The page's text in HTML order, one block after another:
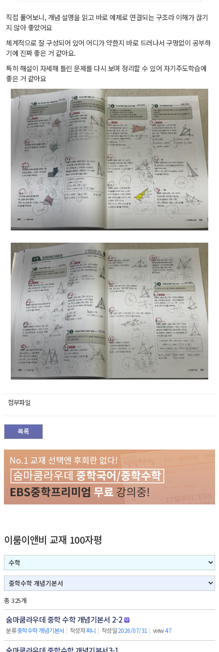
직접 풀어보니, 개념 설명을 읽고 바로 예제로 연결되는 구조라 이해가 끊기
지 않아 좋았어요
체계적으로 잘 구성되어 있어 어디가 약한지 바로 드러나서 구멍없이 공부하
기에 진짜 좋은 거 같아요.
특히 해설이 자세해 틀린 문제를 다시 보며 정리할 수 있어 자기주도학습에
좋은 거 같아요
첨부파일
목록
이룸이앤비 교재 100자평
총 325개
숨마쿰라우데 중학 수학 개념기본서 2-2
분류중학수학 개념기본서 | 작성자찌니 | 작성일2026/07/31 | view47